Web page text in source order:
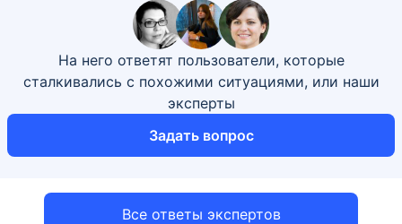
Все ответы экспертов
На него ответят пользователи, которые
сталкивались с похожими ситуациями, или наши
эксперты
Задать вопрос